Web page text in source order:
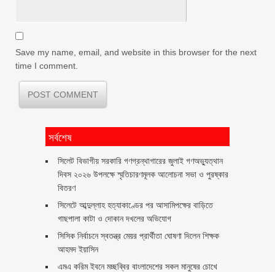
Save my name, email, and website in this browser for the next
time I comment.
সর্বশেষ
সিলেট বিভাগীয় সরকারি গণগ্রন্থাগারের জুলাই গণঅভ্যুত্থান
দিবস ২০২৬ উপলক্ষে স্মৃতিচারণমূলক আলোচনা সভা ও পুরষ্কার
বিতরণ ‎ ‎
সিলেটে আব্দুল্লাহ হত্যাকাণ্ডের পর আসামিপক্ষের বাড়িতে
গাছপালা কাটা ও দোকান দখলের অভিযোগ
সিসিক নির্বাচনে স্বতন্ত্র মেয়র প্রার্থীতা ঘোষণা দিলেন শিক্ষক
আহমদ ইয়াসিন
এমএ করিম ইবনে মচ্ছব্বির বাংলাদেশের সকল মানুষের চোখে